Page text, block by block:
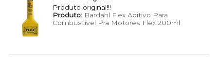
Produto original!!!
Produto:Bardahl Flex Aditivo Para
Combustível Pra Motores Flex 200ml